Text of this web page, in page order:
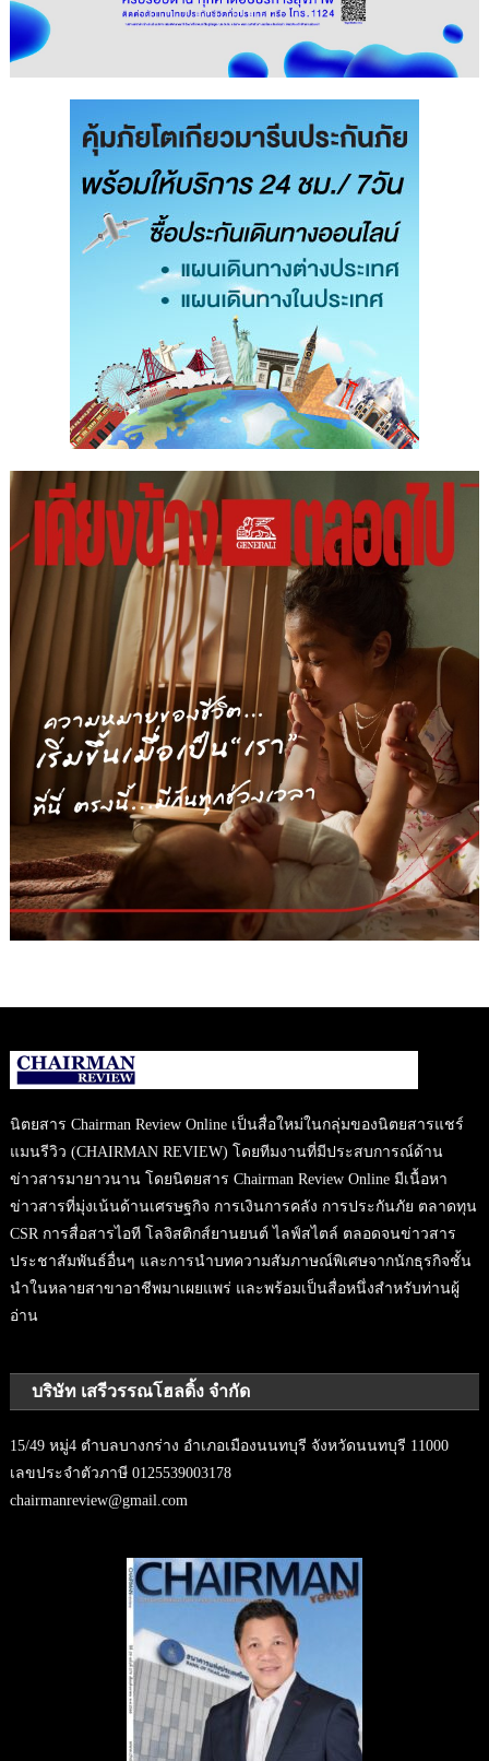
นิตยสาร Chairman Review Online เป็นสื่อใหม่ในกลุ่มของนิตยสารแชร์
แมนรีวิว (CHAIRMAN REVIEW) โดยทีมงานที่มีประสบการณ์ด้าน
ข่าวสารมายาวนาน โดยนิตยสาร Chairman Review Online มีเนื้อหา
ข่าวสารที่มุ่งเน้นด้านเศรษฐกิจ การเงินการคลัง การประกันภัย ตลาดทุน
CSR การสื่อสารไอที โลจิสติกส์ยานยนต์ ไลฟ์สไตล์ ตลอดจนข่าวสาร
ประชาสัมพันธ์อื่นๆ และการนำบทความสัมภาษณ์พิเศษจากนักธุรกิจชั้น
นำในหลายสาขาอาชีพมาเผยแพร่ และพร้อมเป็นสื่อหนึ่งสำหรับท่านผู้
อ่าน
บริษัท เสรีวรรณโฮลดิ้ง จำกัด
15/49 หมู่4 ตำบลบางกร่าง อำเภอเมืองนนทบุรี จังหวัดนนทบุรี 11000
เลขประจำตัวภาษี 0125539003178
chairmanreview@gmail.com